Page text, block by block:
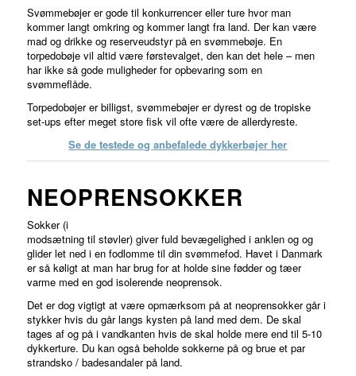
Svømmebøjer er gode til konkurrencer eller ture hvor man
kommer langt omkring og kommer langt fra land. Der kan være
mad og drikke og reserveudstyr på en svømmebøje. En
torpedobøje vil altid være førstevalget, den kan det hele – men
har ikke så gode muligheder for opbevaring som en
svømmeflåde.
Torpedobøjer er billigst, svømmebøjer er dyrest og de tropiske
set-ups efter meget store fisk vil ofte være de allerdyreste.
Se de testede og anbefalede dykkerbøjer her
NEOPRENSOKKER
Sokker (i
modsætning til støvler) giver fuld bevægelighed i anklen og og
glider let ned i en fodlomme til din svømmefod. Havet i Danmark
er så køligt at man har brug for at holde sine fødder og tæer
varme med en god isolerende neoprensok.
Det er dog vigtigt at være opmærksom på at neoprensokker går i
stykker hvis du går langs kysten på land med dem. De skal
tages af og på i vandkanten hvis de skal holde mere end til 5-10
dykkerture. Du kan også beholde sokkerne på og brue et par
strandsko / badesandaler på land.